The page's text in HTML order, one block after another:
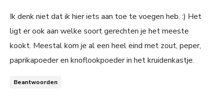
Ik denk niet dat ik hier iets aan toe te voegen heb. :) Het
ligt er ook aan welke soort gerechten je het meeste
kookt. Meestal kom je al een heel eind met zout, peper,
paprikapoeder en knoflookpoeder in het kruidenkastje.
Beantwoorden